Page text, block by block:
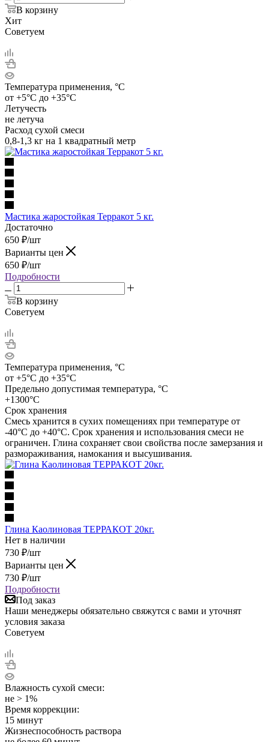
В корзину
Хит
Советуем
Температура применения, °C
от +5°С до +35°С
Летучесть
не летуча
Расход сухой смеси
0,8-1,3 кг на 1 квадратный метр
Мастика жаростойкая Терракот 5 кг.
Достаточно
650 ₽/шт
Варианты цен
650 ₽/шт
Подробности
В корзину
Советуем
Температура применения, °C
от +5°С до +35°С
Предельно допустимая температура, °C
+1300°С
Срок хранения
Смесь хранится в сухих помещениях при температуре от
-40°С до +40°С. Срок хранения и использования смеси не
ограничен. Глина сохраняет свои свойства после замерзания и
размораживания, намокания и высушивания.
Глина Каолиновая ТЕРРАКОТ 20кг.
Нет в наличии
730 ₽/шт
Варианты цен
730 ₽/шт
Подробности
Под заказ
Наши менеджеры обязательно свяжутся с вами и уточнят
условия заказа
Советуем
Влажность сухой смеси:
не > 1%
Время коррекции:
15 минут
Жизнеспособность раствора